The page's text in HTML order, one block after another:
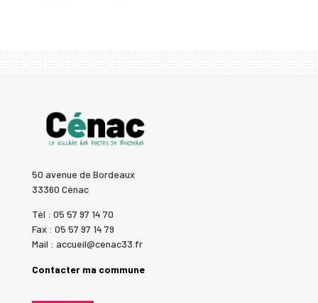
50 avenue de Bordeaux
33360 Cénac
Tél : 05 57 97 14 70
Fax : 05 57 97 14 79
Mail : accueil@cenac33.fr
Contacter ma commune